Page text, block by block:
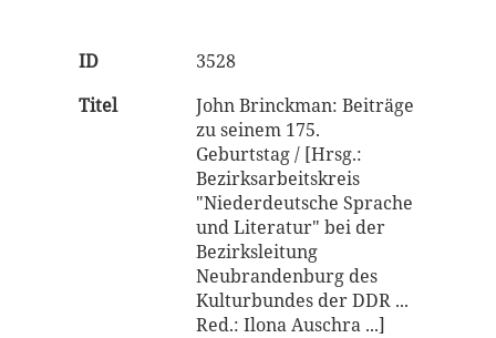
ID
3528
Titel
John Brinckman: Beiträge
zu seinem 175.
Geburtstag / [Hrsg.:
Bezirksarbeitskreis
"Niederdeutsche Sprache
und Literatur" bei der
Bezirksleitung
Neubrandenburg des
Kulturbundes der DDR ...
Red.: Ilona Auschra ...]